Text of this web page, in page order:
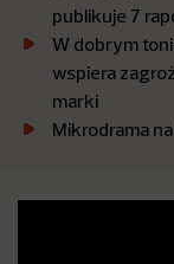
publikuje 7
W dobrym
wspiera
marki
Mikrodrama